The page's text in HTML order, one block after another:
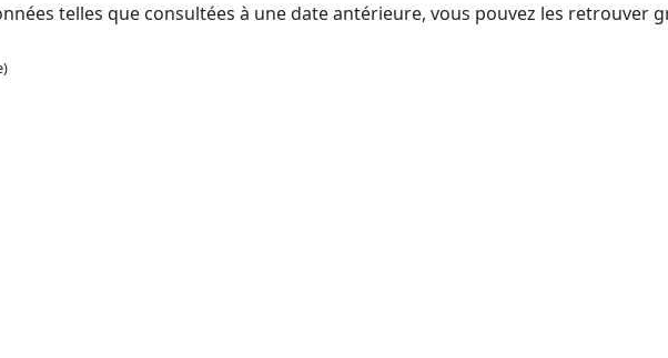
telles que consultées à une date antérieure, vous pouvez les retrouver